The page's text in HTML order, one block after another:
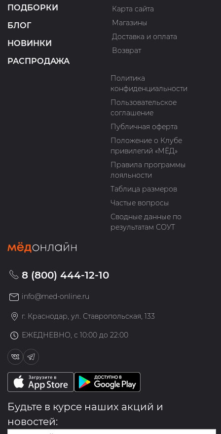
ПОДБОРКИ
БЛОГ
НОВИНКИ
РАСПРОДАЖА
Карта сайта
Магазины
Доставка и оплата
Возврат
Политика
конфиденциальности
Пользовательское
соглашение
Публичная оферта
Положение о Клубе
привилегий «МЁД»
Правила программы
лояльности
Таблица размеров
Частые вопросы
Сводные данные по
результатам СОУТ
8 (800) 444-12-10
info@med-online.ru
г. Краснодар, ул. Ставропольская, 133
ЕЖЕДНЕВНО, с 10:00 до 22:00
Будьте в курсе наших акций и
новостей: